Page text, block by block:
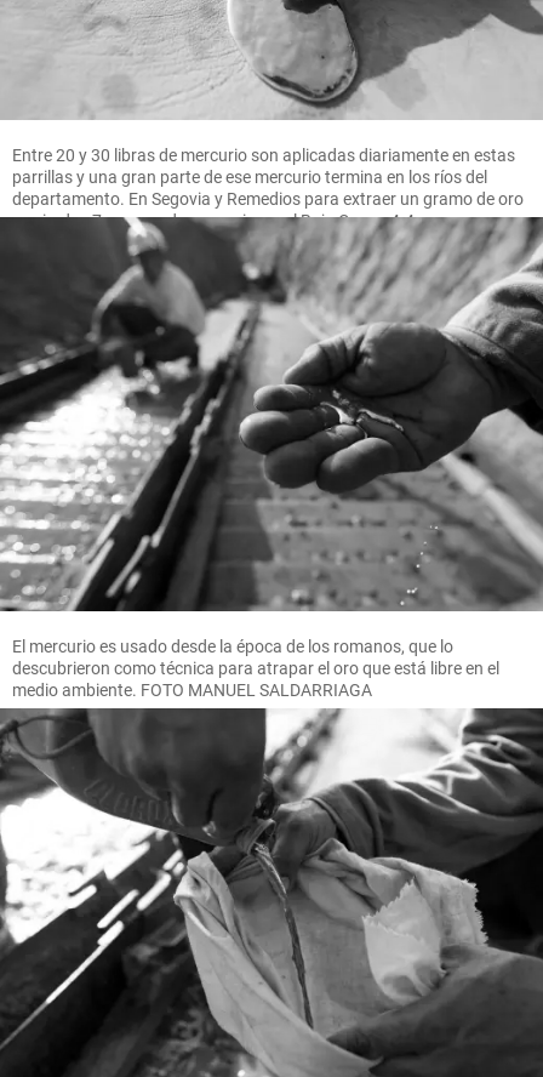
Entre 20 y 30 libras de mercurio son aplicadas diariamente en estas
parrillas y una gran parte de ese mercurio termina en los ríos del
departamento. En Segovia y Remedios para extraer un gramo de oro
se pierden 7 gramos de mercurio, en el Bajo Cauca 4.4 gramos.
FOTO MANUEL SALDARRIAGA
El mercurio es usado desde la época de los romanos, que lo
descubrieron como técnica para atrapar el oro que está libre en el
medio ambiente. FOTO MANUEL SALDARRIAGA